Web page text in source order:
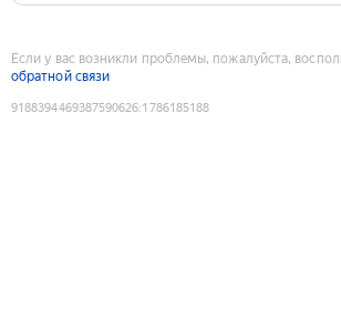
Если у вас возникли проблемы, пожалуйста,
обратной связи
9188394469387590626:1786185188